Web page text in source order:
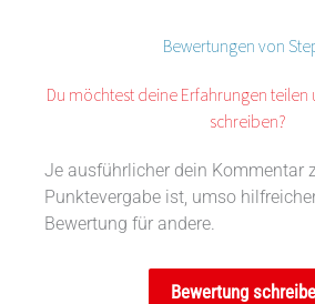
Bewertungen von
Du möchtest deine Erfahrungen teilen
schreiben?
Je ausführlicher dein Kommentar
Punktevergabe ist, umso
Bewertung für andere.
Bewertung